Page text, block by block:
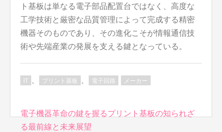
ト基板は単なる電子部品配置台ではなく、高度な
工学技術と厳密な品質管理によって完成する精密
機器そのものであり、その進化こそが情報通信技
術や先端産業の発展を支える鍵となっている。
IT プリント基板 電子回路 メーカー
投
稿
電子機器革命の鍵を握るプリント基板の知られざ
る最前線と未来展望